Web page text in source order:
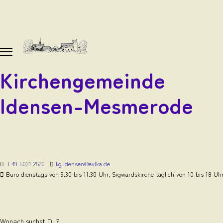
Kirchengemeinde
Idensen-Mesmerode
+49 5031 2520
kg.idensen@evlka.de
Büro dienstags von 9:30 bis 11:30 Uhr, Sigwardskirche täglich von 10 bis 18
Wonach suchst Du?